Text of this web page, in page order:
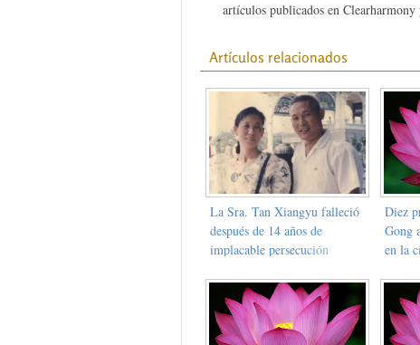
artículos publicados en
Artículos relacionados
La Sra. Tan Xiangyu falleció
después de 14 años de
implacable persecución
Diez
Gong
en la